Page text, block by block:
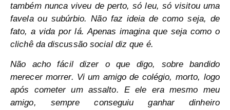
também nunca viveu de perto, só leu, só visitou uma
favela ou subúrbio. Não faz ideia de como seja, de
fato, a vida por lá. Apenas imagina que seja como o
clichê da discussão social diz que é.
Não acho fácil dizer o que digo, sobre bandido
merecer morrer. Vi um amigo de colégio, morto, logo
após cometer um assalto. E ele era mesmo meu
amigo, sempre conseguiu ganhar dinheiro